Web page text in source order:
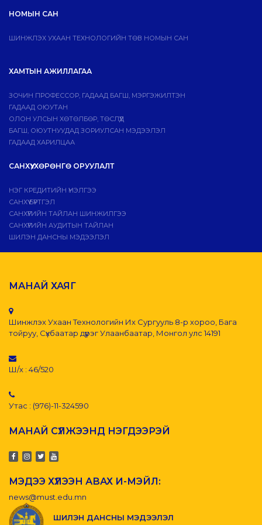
НОМЫН САН
ШИНЖЛЭХ УХААН ТЕХНОЛОГИЙН ТӨВ НОМЫН САН
ХАМТЫН АЖИЛЛАГАА
ЗОЧИН ПРОФЕССОР, ГАДААД БАГШ, МЭРГЭЖИЛТЭН
ГАДААД ОЮУТАН
ОЛОН УЛСЫН ХӨТӨЛБӨР, ТӨСЛҮҮД
БАГШ, ОЮУТНУУДАД ЗОРИУЛСАН МЭДЭЭЛЭЛ
ГАДААД ХАРИЛЦАА
САНХҮҮ, ХӨРӨНГӨ ОРУУЛАЛТ
НЭГ КРЕДИТИЙН ҮНЭЛГЭЭ
САНХҮҮ БҮРТГЭЛ
САНХҮҮГИЙН ТАЙЛАН ШИНЖИЛГЭЭ
САНХҮҮГИЙН АУДИТЫН ТАЙЛАН
ШИЛЭН ДАНСНЫ МЭДЭЭЛЭЛ
МАНАЙ ХАЯГ
Шинжлэх Ухаан Технологийн Их Сургууль 8-р хороо, Бага
тойруу, Сүхбаатар дүүрэг Улаанбаатар, Монгол улс 14191
Ш/х : 46/520
Утас : (976)-11-324590
МАНАЙ СҮЛЖЭЭНД НЭГДЭЭРЭЙ
МЭДЭЭ ХҮЛЭЭН АВАХ И-МЭЙЛ:
news@must.edu.mn
ШИЛЭН ДАНСНЫ МЭДЭЭЛЭЛ